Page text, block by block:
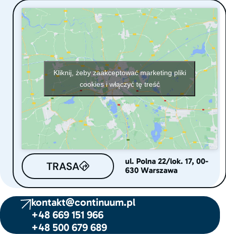
Kliknij, żeby zaakceptować marketing pliki
cookies i włączyć tę treść
TRASA
ul. Polna 22/lok. 17, 00-
630 Warszawa
kontakt@continuum.pl
+48 669 151 966
+48 500 679 689